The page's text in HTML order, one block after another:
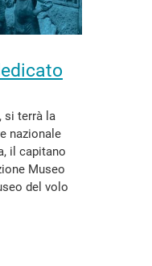
si terrà la
nazionale
il capitano
Museo
del volo